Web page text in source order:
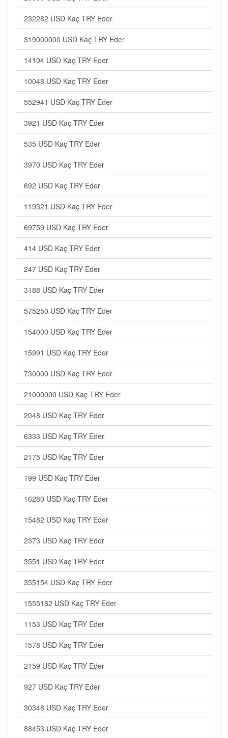
232282 USD Kaç TRY Eder
319000000 USD Kaç TRY Eder
14104 USD Kaç TRY Eder
10048 USD Kaç TRY Eder
552941 USD Kaç TRY Eder
3921 USD Kaç TRY Eder
535 USD Kaç TRY Eder
3970 USD Kaç TRY Eder
692 USD Kaç TRY Eder
119321 USD Kaç TRY Eder
69759 USD Kaç TRY Eder
414 USD Kaç TRY Eder
247 USD Kaç TRY Eder
3188 USD Kaç TRY Eder
575250 USD Kaç TRY Eder
154000 USD Kaç TRY Eder
15991 USD Kaç TRY Eder
730000 USD Kaç TRY Eder
21000000 USD Kaç TRY Eder
2048 USD Kaç TRY Eder
6333 USD Kaç TRY Eder
2175 USD Kaç TRY Eder
199 USD Kaç TRY Eder
16280 USD Kaç TRY Eder
15482 USD Kaç TRY Eder
2373 USD Kaç TRY Eder
3551 USD Kaç TRY Eder
355154 USD Kaç TRY Eder
1555182 USD Kaç TRY Eder
1153 USD Kaç TRY Eder
1578 USD Kaç TRY Eder
2159 USD Kaç TRY Eder
927 USD Kaç TRY Eder
30348 USD Kaç TRY Eder
88453 USD Kaç TRY Eder